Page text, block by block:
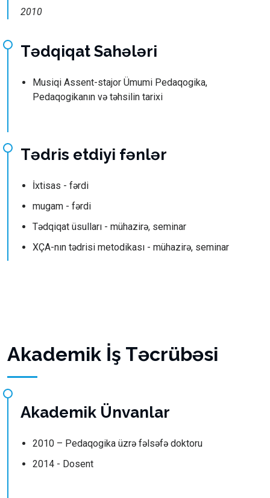
2010
Tədqiqat Sahələri
Musiqi Assent-stajor Ümumi Pedaqogika,
Pedaqogikanın və təhsilin tarixi
Tədris etdiyi fənlər
İxtisas - fərdi
mugam - fərdi
Tədqiqat üsulları - mühazirə, seminar
XÇA-nın tədrisi metodikası - mühazirə, seminar
Akademik İş Təcrübəsi
Akademik Ünvanlar
2010 – Pedaqogika üzrə fəlsəfə doktoru
2014 - Dosent